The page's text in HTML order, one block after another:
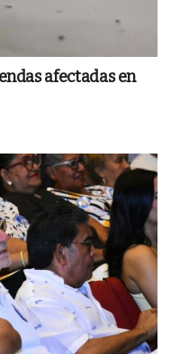
afectadas en